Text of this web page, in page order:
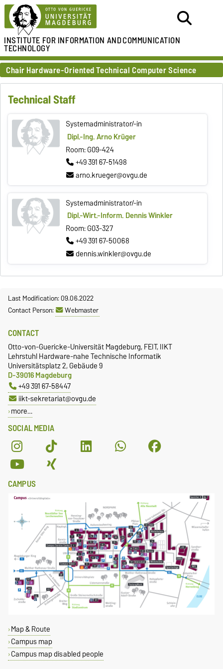
INSTITUTE FORINFORMATION ANDCOMMUNICATION
TECHNOLOGY
Chair Hardware-Oriented Technical Computer Science
Technical Staff
Systemadministrator/-in
Dipl.-Ing. Arno Krüger
Room: G09-424
+49 391 67-51498
arno.krueger@ovgu.de
Systemadministrator/-in
Dipl.-Wirt.-Inform. Dennis Winkler
Room: G03-327
+49 391 67-50068
dennis.winkler@ovgu.de
Last Modification: 09.06.2022
Contact Person:
Webmaster
SOCIAL MEDIA
CONTACT
Otto-von-Guericke-Universität Magdeburg, FEIT, IIKT
Lehrstuhl Hardware-nahe Technische Informatik
Universitätsplatz 2, Gebäude 9
D-39016 Magdeburg
+49 391 67-58447
iikt-sekretariat@ovgu.de
more…
CAMPUS
Map & Route
Campus map
Campus map disabled people